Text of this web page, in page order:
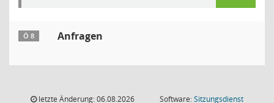
Ö 8 Anfragen
letzte Änderung: 06.08.2026 Software:Sitzungsdienst